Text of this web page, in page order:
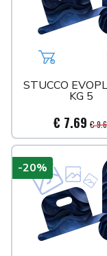
Aggiungi al
STUCCO
KG 5
€ 7.69 €
-20%